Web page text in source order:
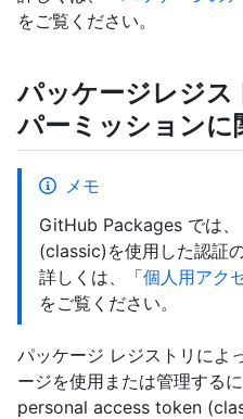
をご覧ください。
パッケージレジス
パーミッションに
メモ
GitHub Packages では
(classic)を使用した認証
詳しくは、「個人用アク
をご覧ください。
パッケージ レジストリによ
ージを使用または管理する
personal access token